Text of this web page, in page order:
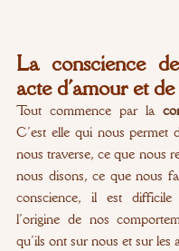
La conscience
acte d’amour et
Tout commence par la
C’est elle qui nous permet
nous traverse, ce que nous
nous disons, ce que nous
conscience, il est difficile
l’origine de nos
qu’ils ont sur nous et sur les